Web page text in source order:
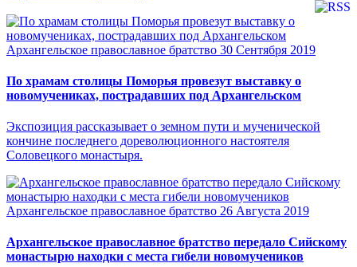
Архангельское православное братство 30 Сентября 2019
По храмам столицы Поморья провезут выставку о
новомучениках, пострадавших под Архангельском
Экспозиция рассказывает о земном пути и мученической
кончине последнего дореволюционного настоятеля
Соловецкого монастыря.
Архангельское православное братство 26 Августа 2019
Архангельское православное братство передало Сийскому
монастырю находки с места гибели новомучеников